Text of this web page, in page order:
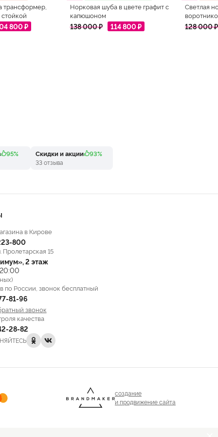
трансформер,
800 ₽
Норковая шуба в цвете графит с
капюшоном
138 000 ₽ 114 800 ₽
Светлая
128 000 ₽
95% Скидки и акции 93%
33 отзыва
в Кирове
800
Пролетарская 15
2 этаж
по России, звонок бесплатный
81-96
звонок
качества
28-82
создание
и продвижение сайта